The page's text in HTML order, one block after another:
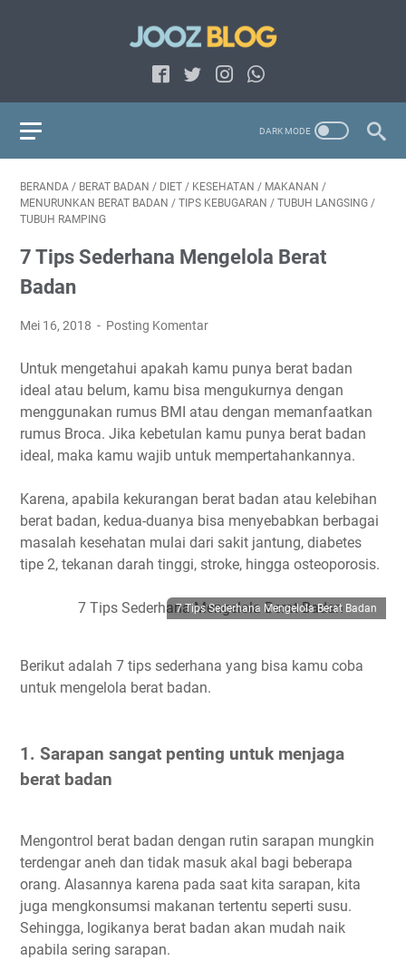
BERANDA / BERAT BADAN / DIET / KESEHATAN / MAKANAN /
MENURUNKAN BERAT BADAN / TIPS KEBUGARAN / TUBUH LANGSING /
TUBUH RAMPING
7 Tips Sederhana Mengelola Berat
Badan
Mei 16, 2018 Posting Komentar
Untuk mengetahui apakah kamu punya berat badan
ideal atau belum, kamu bisa mengukurnya dengan
menggunakan rumus BMI atau dengan memanfaatkan
rumus Broca. Jika kebetulan kamu punya berat badan
ideal, maka kamu wajib untuk mempertahankannya.
Karena, apabila kekurangan berat badan atau kelebihan
berat badan, kedua-duanya bisa menyebabkan berbagai
masalah kesehatan mulai dari sakit jantung, diabetes
tipe 2, tekanan darah tinggi, stroke, hingga osteoporosis.
7 Tips Sederhana Mengelola Berat Badan
Berikut adalah 7 tips sederhana yang bisa kamu coba
untuk mengelola berat badan.
1. Sarapan sangat penting untuk menjaga
berat badan
Mengontrol berat badan dengan rutin sarapan mungkin
terdengar aneh dan tidak masuk akal bagi beberapa
orang. Alasannya karena pada saat kita sarapan, kita
juga mengkonsumsi makanan tertentu seperti susu.
Sehingga, logikanya berat badan akan mudah naik
apabila sering sarapan.